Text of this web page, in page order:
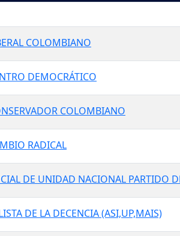
COLOMBIANO
DEMOCRÁTICO
COLOMBIANO
RADICAL
DE UNIDAD NACIONAL PARTIDO
DE LA DECENCIA (ASI,UP,MAIS)